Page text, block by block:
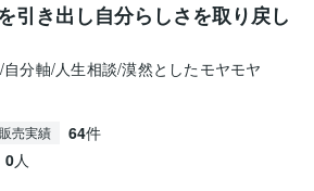
引き出し自分らしさを取り戻し
分軸/人生相談/漠然としたモヤモヤ
販売実績 64件
0人